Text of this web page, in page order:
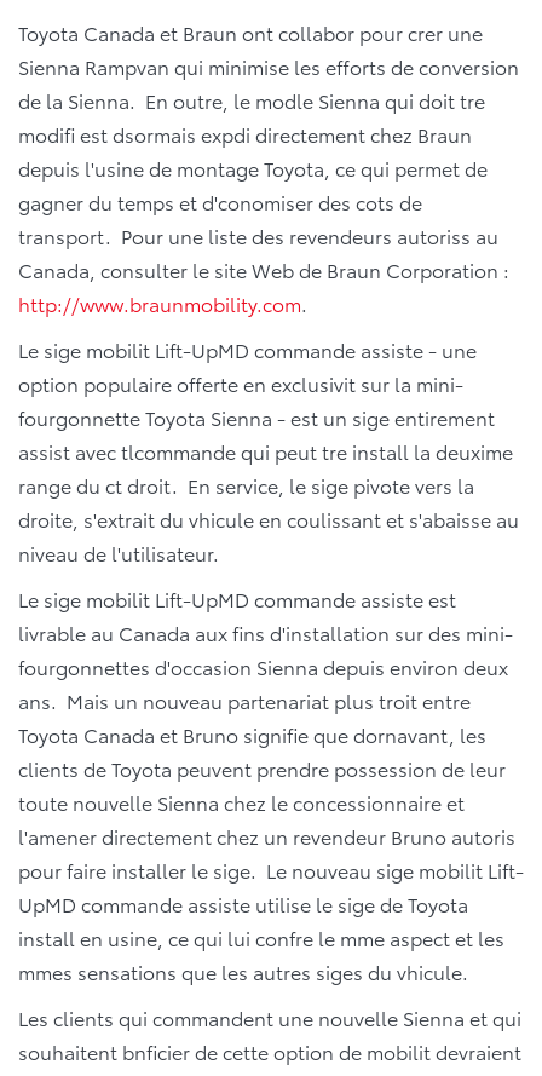
Toyota Canada et Braun ont collabor pour crer une
Sienna Rampvan qui minimise les efforts de conversion
de la Sienna. En outre, le modle Sienna qui doit tre
modifi est dsormais expdi directement chez Braun
depuis l'usine de montage Toyota, ce qui permet de
gagner du temps et d'conomiser des cots de
transport. Pour une liste des revendeurs autoriss au
Canada, consulter le site Web de Braun Corporation :
http://www.braunmobility.com.
Le sige mobilit Lift-UpMD commande assiste - une
option populaire offerte en exclusivit sur la mini-
fourgonnette Toyota Sienna - est un sige entirement
assist avec tlcommande qui peut tre install la deuxime
range du ct droit. En service, le sige pivote vers la
droite, s'extrait du vhicule en coulissant et s'abaisse au
niveau de l'utilisateur.
Le sige mobilit Lift-UpMD commande assiste est
livrable au Canada aux fins d'installation sur des mini-
fourgonnettes d'occasion Sienna depuis environ deux
ans. Mais un nouveau partenariat plus troit entre
Toyota Canada et Bruno signifie que dornavant, les
clients de Toyota peuvent prendre possession de leur
toute nouvelle Sienna chez le concessionnaire et
l'amener directement chez un revendeur Bruno autoris
pour faire installer le sige. Le nouveau sige mobilit Lift-
UpMD commande assiste utilise le sige de Toyota
install en usine, ce qui lui confre le mme aspect et les
mmes sensations que les autres siges du vhicule.
Les clients qui commandent une nouvelle Sienna et qui
souhaitent bnficier de cette option de mobilit devraient